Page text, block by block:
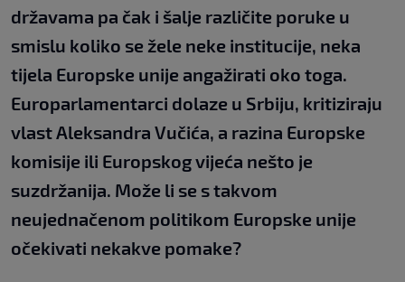
državama pa čak i šalje različite poruke u
smislu koliko se žele neke institucije, neka
tijela Europske unije angažirati oko toga.
Europarlamentarci dolaze u Srbiju, kritiziraju
vlast Aleksandra Vučića, a razina Europske
komisije ili Europskog vijeća nešto je
suzdržanija. Može li se s takvom
neujednačenom politikom Europske unije
očekivati nekakve pomake?